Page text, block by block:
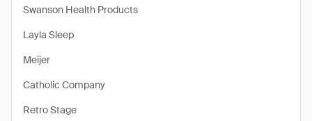
Swanson Health Products
Layla Sleep
Meijer
Catholic Company
Retro Stage